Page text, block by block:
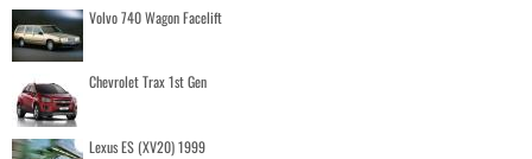
Volvo 740 Wagon Facelift
Chevrolet Trax 1st Gen
Lexus ES (XV20) 1999